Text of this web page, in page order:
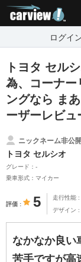
ログイ
トヨタ セル
為、コーナー
ングなら ま
ーザーレビュ
ニックネーム非公開
トヨタ セルシオ
グレード：-
乗車形式：マイカー
評価 5 走行性能
デザイン
なかなか良い
苦手ですが高